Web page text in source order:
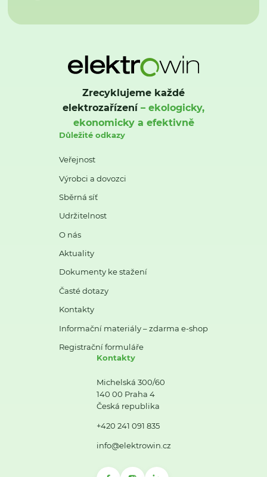
Zrecyklujeme každé
elektrozařízení– ekologicky,
ekonomicky a efektivně
Důležité odkazy
Veřejnost
Výrobci a dovozci
Sběrná síť
Udržitelnost
O nás
Aktuality
Dokumenty ke stažení
Časté dotazy
Kontakty
Informační materiály – zdarma e-shop
Registrační formuláře
Kontakty
Michelská 300/60
140 00 Praha 4
Česká republika
+420 241 091 835
info@elektrowin.cz